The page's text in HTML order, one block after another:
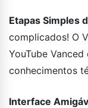
Etapas Simples
complicados! O
YouTube
conhecimentos
Interface